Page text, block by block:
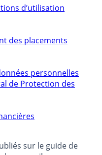
d’utilisation
des placements
personnelles
de Protection des